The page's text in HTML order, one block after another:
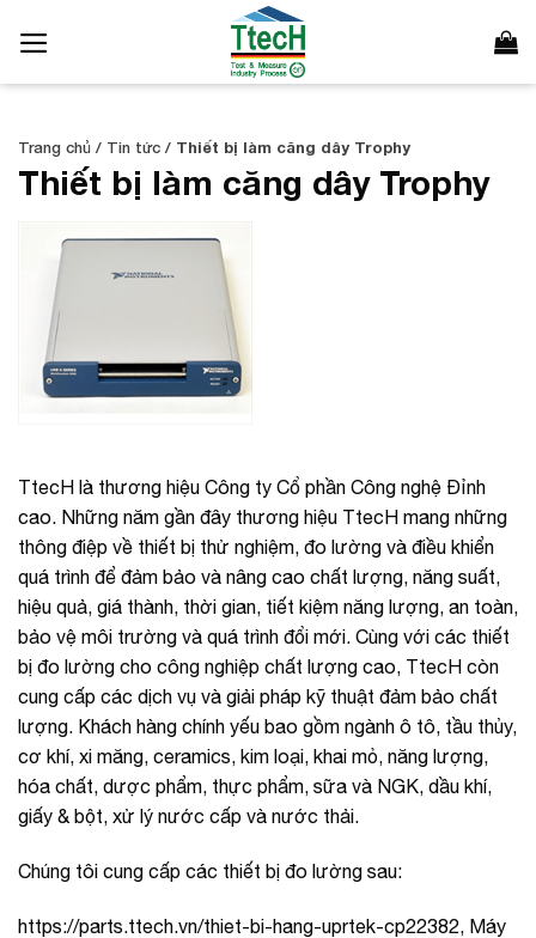
qua
Trang chủ / Tin tức / Thiết bị làm căng dây Trophy
Thiết bị làm căng dây Trophy
TtecH là thương hiệu Công ty Cổ phần Công nghệ Đỉnh
cao. Những năm gần đây thương hiệu TtecH mang những
thông điệp về thiết bị thử nghiệm, đo lường và điều khiển
quá trình để đảm bảo và nâng cao chất lượng, năng suất,
hiệu quả, giá thành, thời gian, tiết kiệm năng lượng, an toàn,
bảo vệ môi trường và quá trình đổi mới. Cùng với các thiết
bị đo lường cho công nghiệp chất lượng cao, TtecH còn
cung cấp các dịch vụ và giải pháp kỹ thuật đảm bảo chất
lượng. Khách hàng chính yếu bao gồm ngành ô tô, tầu thủy,
cơ khí, xi măng, ceramics, kim loại, khai mỏ, năng lượng,
hóa chất, dược phẩm, thực phẩm, sữa và NGK, dầu khí,
giấy & bột, xử lý nước cấp và nước thải.
Chúng tôi cung cấp các thiết bị đo lường sau:
https://parts.ttech.vn/thiet-bi-hang-uprtek-cp22382, Máy